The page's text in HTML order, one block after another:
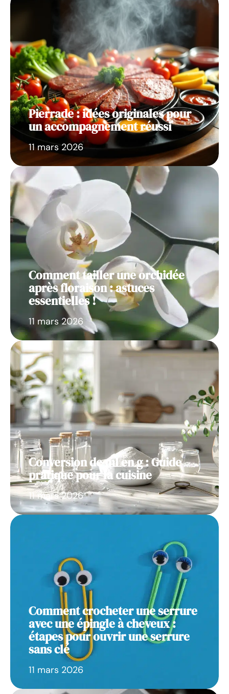
Pierrade : idées originales pour
un accompagnement réussi
11 mars 2026
Comment tailler une orchidée
après floraison : astuces
essentielles !
11 mars 2026
Conversion de ml en g : Guide
pratique pour la cuisine
11 mars 2026
Comment crocheter une serrure
avec une épingle à cheveux :
étapes pour ouvrir une serrure
sans clé
11 mars 2026